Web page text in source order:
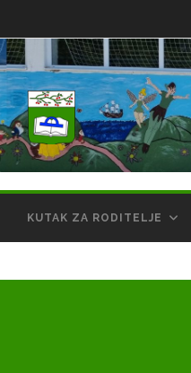
KUTAK ZA RODITELJE